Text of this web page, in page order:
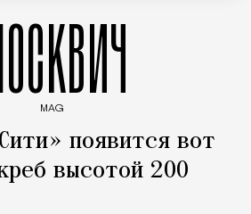
MAG
появится вот
высотой 200